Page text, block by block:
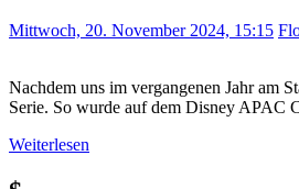
Mittwoch, 20. November 2024, 15:15
Nachdem uns im vergangenen Jahr am
Serie. So wurde auf dem Disney APAC
Weiterlesen